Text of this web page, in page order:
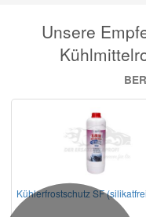
Unsere
Kühlerfrostschutz SF